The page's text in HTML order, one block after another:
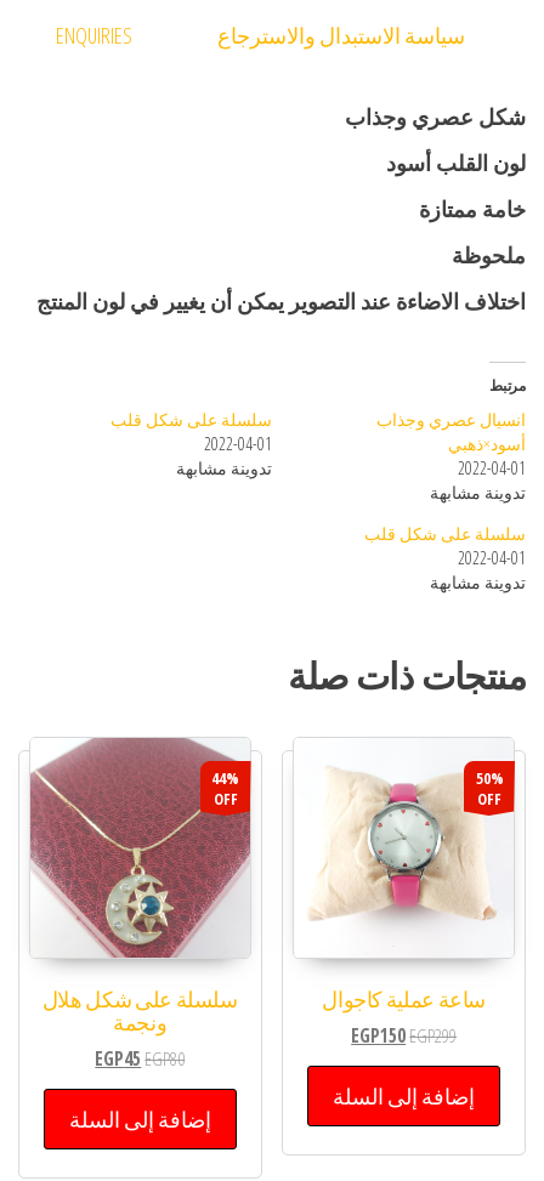
سياسة الاستبدال والاسترجاع
ENQUIRIES
شكل عصري وجذاب
لون القلب أسود
خامة ممتازة
ملحوظة
اختلاف الاضاءة عند التصوير يمكن أن يغيير في لون المنتج
مرتبط
انسيال عصري وجذاب
أسود×ذهبي
2022-04-01
تدوينة مشابهة
سلسلة على شكل قلب
2022-04-01
تدوينة مشابهة
سلسلة على شكل قلب
2022-04-01
تدوينة مشابهة
منتجات ذات صلة
50%
OFF
ساعة عملية كاجوال
EGP299
EGP150
إضافة إلى السلة
44%
OFF
سلسلة على شكل هلال
ونجمة
EGP80
EGP45
إضافة إلى السلة